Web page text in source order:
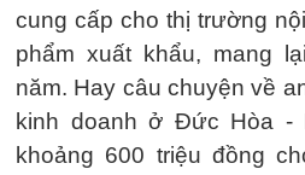
cung cấp cho thị trường
phẩm xuất khẩu, mang
năm. Hay câu chuyện về
kinh doanh ở Đức Hòa -
khoảng 600 triệu đồng